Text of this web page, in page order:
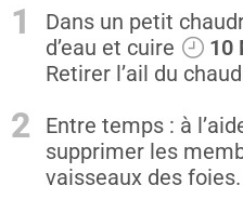
1
Dans un petit
d’eau et cuire
10
Retirer l’ail du
2
Entre temps : à
supprimer les
vaisseaux des foies.